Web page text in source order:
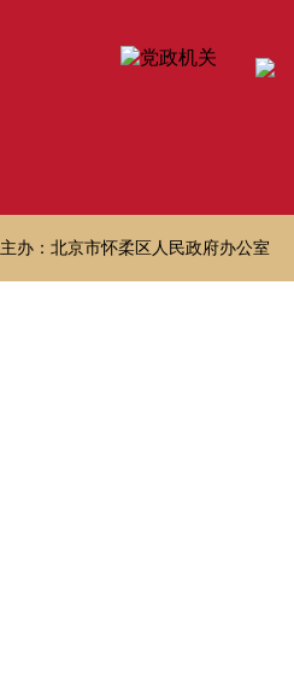
主办：北京市怀柔区人民政府办公室